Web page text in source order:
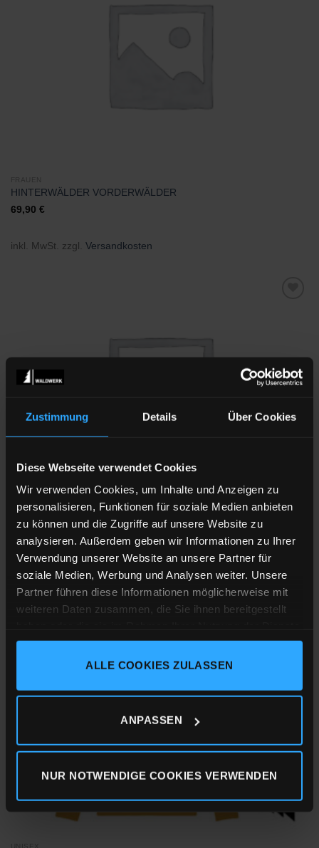
Zustimmung Details Über Cookies
Diese Webseite verwendet Cookies
Wir verwenden Cookies, um Inhalte und Anzeigen zu
personalisieren, Funktionen für soziale Medien anbieten
zu können und die Zugriffe auf unsere Website zu
analysieren. Außerdem geben wir Informationen zu Ihrer
Verwendung unserer Website an unsere Partner für
soziale Medien, Werbung und Analysen weiter. Unsere
Partner führen diese Informationen möglicherweise mit
weiteren Daten zusammen, die Sie ihnen bereitgestellt
gesammelt haben.
ALLE COOKIES ZULASSEN
ANPASSEN
NUR NOTWENDIGE COOKIES VERWENDEN
FRAUEN
HINTERWÄLDER VORDERWÄLDER
69,90 €
inkl. MwSt. zzgl. Versandkosten
MIT SEITENTASCHE
SCHWARZWÄLDER KIRSCHTORTE
69,90€
inkl. MwSt. zzgl.Versandkosten
Zu